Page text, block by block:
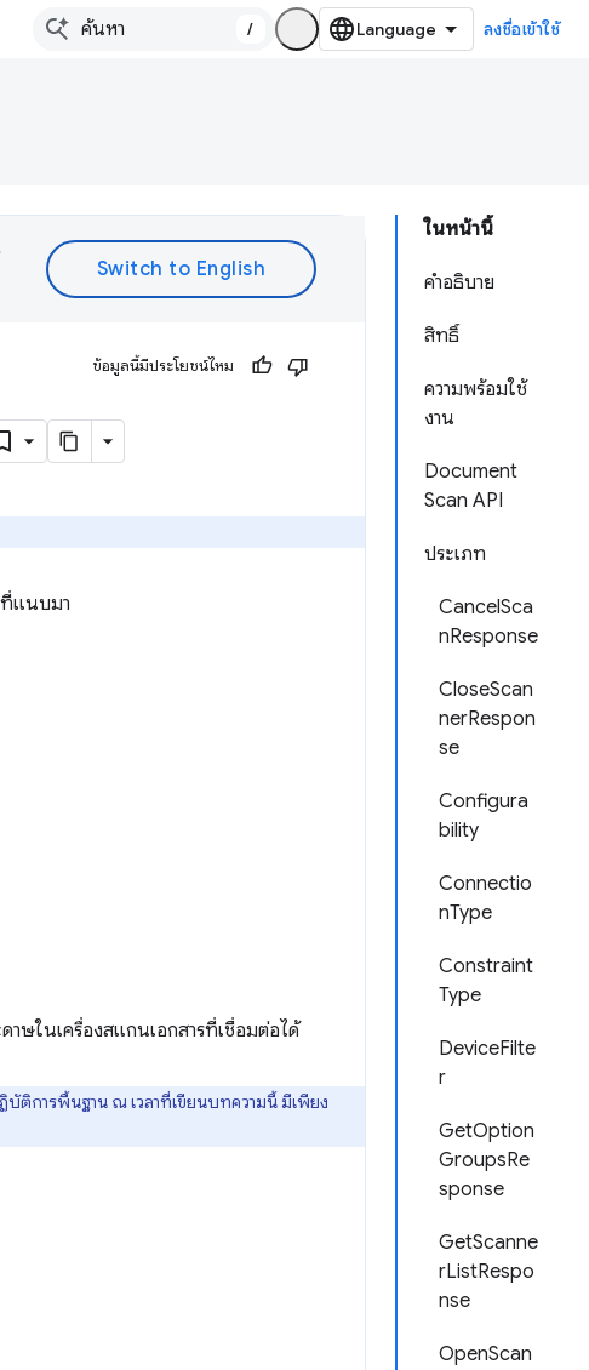
/ ลงชื่อเข้าใช้
ในหน้านี้
คำอธิบาย
สิทธิ์
ความพร้อมใช้
งาน
Document
Scan API
ประเภท
CancelSca
nResponse
CloseScan
nerRespon
se
Configura
bility
Connectio
nType
Constraint
Type
DeviceFilte
r
GetOption
GroupsRe
sponse
GetScanne
rListRespo
nse
OpenScan
ข้อมูลนี้มีประโยชน์ไหม
ที่แนบมา
ษในเครื่องสแกนเอกสารที่เชื่อมต่อได้
ติการพื้นฐาน ณ เวลาที่เขียนบทความนี้ มีเพียง